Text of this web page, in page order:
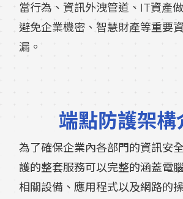
當行為、資訊外洩管道、IT資產
避免企業機密、智慧財產等重要
漏。
端點防護架構
為了確保企業內各部門的資訊安
護的整套服務可以完整的涵蓋電
相關設備、應用程式以及網路的